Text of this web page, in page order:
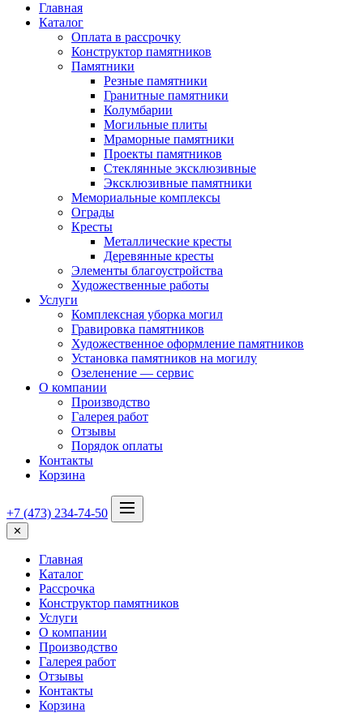
Главная
Каталог
Оплата в рассрочку
Конструктор памятников
Памятники
Резные памятники
Гранитные памятники
Колумбарии
Могильные плиты
Мраморные памятники
Проекты памятников
Стеклянные эксклюзивные
Эксклюзивные памятники
Мемориальные комплексы
Ограды
Кресты
Металлические кресты
Деревянные кресты
Элементы благоустройства
Художественные работы
Услуги
Комплексная уборка могил
Гравировка памятников
Художественное оформление памятников
Установка памятников на могилу
Озеленение — сервис
О компании
Производство
Галерея работ
Отзывы
Порядок оплаты
Контакты
Корзина
+7 (473) 234-74-50
✕
Главная
Каталог
Рассрочка
Конструктор памятников
Услуги
О компании
Производство
Галерея работ
Отзывы
Контакты
Корзина